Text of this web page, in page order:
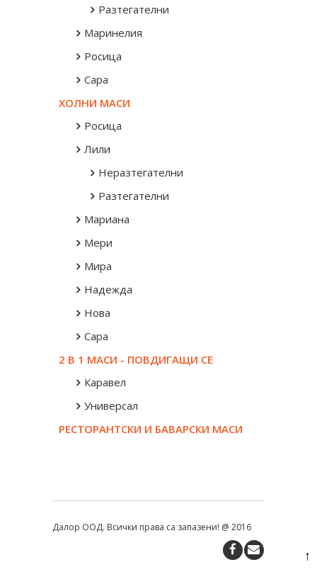
Разтегателни
Маринелия
Росица
Сара
ХОЛНИ МАСИ
Росица
Лили
Неразтегателни
Разтегателни
Мариана
Мери
Мира
Надежда
Нова
Сара
2 В 1 МАСИ - ПОВДИГАЩИ СЕ
Каравел
Универсал
РЕСТОРАНТСКИ И БАВАРСКИ МАСИ
Далор ООД. Всички права са запазени! @ 2016
↑